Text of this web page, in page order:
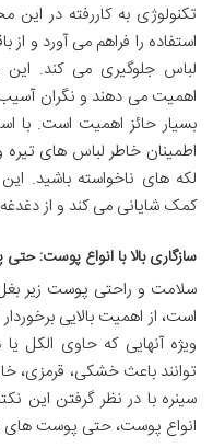
تکنولوژی به کاررفته در
استفاده را فراهم می آورد و
لباس جلوگیری می کند. این
اهمیت می دهند و نگران
بسیار حائز اهمیت است. با
اطمینان خاطر لباس های تیره
لکه های ناخواسته باشید.
کمک شایانی می کند و از
سازگاری بالا با انواع پوست:
سلامت و راحتی پوست زیر
است، از اهمیت بالایی
ویژه آنهایی که حاوی الکل
توانند باعث خشکی، قرمزی،
سینره با در نظر گرفتن این
انواع پوست، حتی پوست های